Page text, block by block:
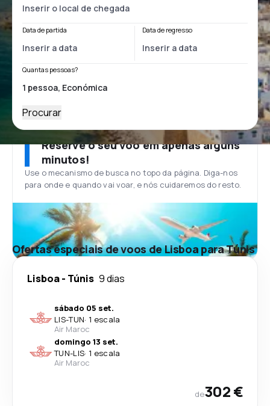
Data de partida Data de regresso
Quantas pessoas?
Procurar
Reserve o seu voo em apenas alguns
minutos!
Use o mecanismo de busca no topo da página. Diga-nos
para onde e quando vai voar, e nós cuidaremos do resto.
Ofertas especiais de voos de Lisboa para Túnis
Lisboa- Túnis 9 dias
sábado 05 set.
LIS-TUN· 1 escala
Air Maroc
domingo 13 set.
TUN-LIS· 1 escala
Air Maroc
de302 €